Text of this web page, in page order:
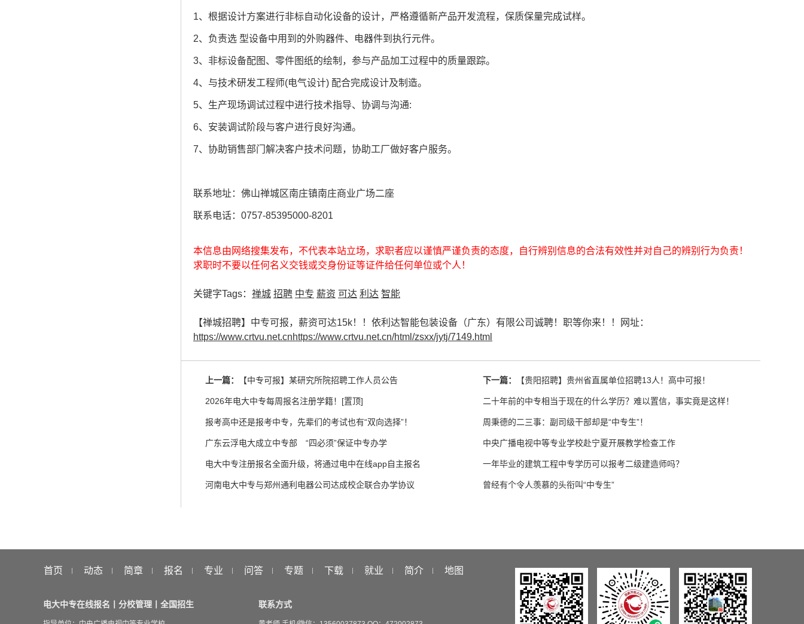
1、根据设计方案进行非标自动化设备的设计，严格遵循新产品开发流程，保质保量完成试样。
2、负责选 型设备中用到的外购器件、电器件到执行元件。
3、非标设备配图、零件图纸的绘制，参与产品加工过程中的质量跟踪。
4、与技术研发工程师(电气设计) 配合完成设计及制造。
5、生产现场调试过程中进行技术指导、协调与沟通:
6、安装调试阶段与客户进行良好沟通。
7、协助销售部门解决客户技术问题，协助工厂做好客户服务。
联系地址：佛山禅城区南庄镇南庄商业广场二座
联系电话：0757-85395000-8201
本信息由网络搜集发布，不代表本站立场，求职者应以谨慎严谨负责的态度，自行辨别信息的合法有效性并对自己的辨别行为负责！
求职时不要以任何名义交钱或交身份证等证件给任何单位或个人！
关键字Tags： 禅城 招聘 中专 薪资 可达 利达 智能
【禅城招聘】中专可报，薪资可达15k！！依利达智能包装设备（广东）有限公司诚聘！职等你来！！网址：
https://www.crtvu.net.cnhttps://www.crtvu.net.cn/html/zsxx/jytj/7149.html
上一篇： 【中专可报】某研究所院招聘工作人员公告 下一篇： 【贵阳招聘】贵州省直属单位招聘13人！高中可报！
2026年电大中专每周报名注册学籍！[置顶] 二十年前的中专相当于现在的什么学历？难以置信，事实竟是这样！
报考高中还是报考中专，先辈们的考试也有“双向选择”！ 周秉德的二三事：副司级干部却是“中专生”！
广东云浮电大成立中专部 “四必须”保证中专办学 中央广播电视中等专业学校赴宁夏开展教学检查工作
电大中专注册报名全面升级，将通过电中在线app自主报名 一年毕业的建筑工程中专学历可以报考二级建造师吗？
河南电大中专与郑州通利电器公司达成校企联合办学协议 曾经有个令人羡慕的头衔叫“中专生”
首页 动态 简章 报名 专业 问答 专题 下载 就业 简介 地图
电大中专在线报名丨分校管理丨全国招生 联系方式